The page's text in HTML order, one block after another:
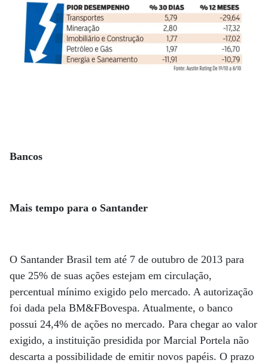
Bancos
Mais tempo para o Santander
O Santander Brasil tem até 7 de outubro de 2013 para
que 25% de suas ações estejam em circulação,
percentual mínimo exigido pelo mercado. A autorização
foi dada pela BM&FBovespa. Atualmente, o banco
possui 24,4% de ações no mercado. Para chegar ao valor
exigido, a instituição presidida por Marcial Portela não
descarta a possibilidade de emitir novos papéis. O prazo